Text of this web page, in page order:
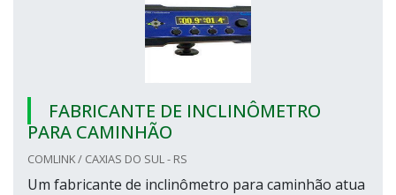
FABRICANTE DE INCLINÔMETRO
PARA CAMINHÃO
COMLINK / CAXIAS DO SUL - RS
Um fabricante de inclinômetro para caminhão atua